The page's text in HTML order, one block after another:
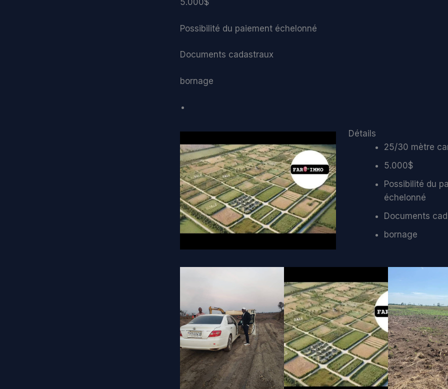
5.000$
Possibilité du paiement échelonné
Documents cadastraux
bornage
Détails
25/30 mètre
5.000$
Possibilité du
échelonné
Documents
bornage